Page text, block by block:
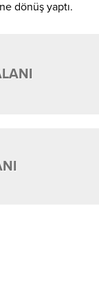
dönüş yaptı.